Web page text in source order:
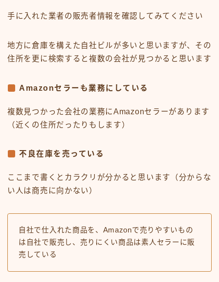
手に入れた業者の販売者情報を確認してみてください
地方に倉庫を構えた自社ビルが多いと思いますが、その
住所を更に検索すると複数の会社が見つかると思います
Amazonセラーも業務にしている
複数見つかった会社の業務にAmazonセラーがあります
（近くの住所だったりもします）
不良在庫を売っている
ここまで書くとカラクリが分かると思います（分からな
い人は商売に向かない）
自社で仕入れた商品を、Amazonで売りやすいもの
は自社で販売し、売りにくい商品は素人セラーに販
売している